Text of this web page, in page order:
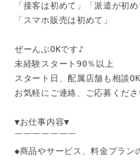
「接客は初めて」「派遣が初め
「スマホ販売は初めて」
ぜーんぶOKです♪
未経験スタート90％以上
スタート日、配属店舗も相談OK
お気軽にご連絡、ご応募くだ
▼お仕事内容▼
￣￣￣￣￣￣￣
◆商品やサービス、料金プラン